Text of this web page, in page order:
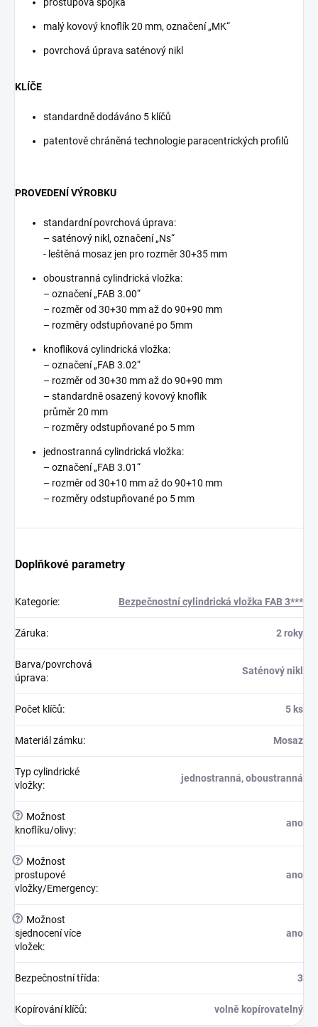
prostupová spojka
malý kovový knoflík 20 mm, označení „MK“
povrchová úprava saténový nikl
KLÍČE
standardně dodáváno 5 klíčů
patentově chráněná technologie paracentrických profilů
PROVEDENÍ VÝROBKU
standardní povrchová úprava:
– saténový nikl, označení „Ns“
- leštěná mosaz jen pro rozměr 30+35 mm
oboustranná cylindrická vložka:
– označení „FAB 3.00“
– rozměr od 30+30 mm až do 90+90 mm
– rozměry odstupňované po 5mm
knoflíková cylindrická vložka:
– označení „FAB 3.02“
– rozměr od 30+30 mm až do 90+90 mm
– standardně osazený kovový knoflík
průměr 20 mm
– rozměry odstupňované po 5 mm
jednostranná cylindrická vložka:
– označení „FAB 3.01“
– rozměr od 30+10 mm až do 90+10 mm
– rozměry odstupňované po 5 mm
Doplňkové parametry
Kategorie: Bezpečnostní cylindrická vložka FAB 3***
Záruka: 2 roky
Barva/povrchová
úprava:
Saténový nikl
Počet klíčů: 5 ks
Materiál zámku: Mosaz
Typ cylindrické
vložky:
jednostranná, oboustranná
?
Možnost
knoflíku/olivy:
ano
?
Možnost
prostupové
vložky/Emergency:
ano
?
Možnost
sjednocení více
vložek:
ano
Bezpečnostní třída: 3
Kopírování klíčů: volně kopírovatelný